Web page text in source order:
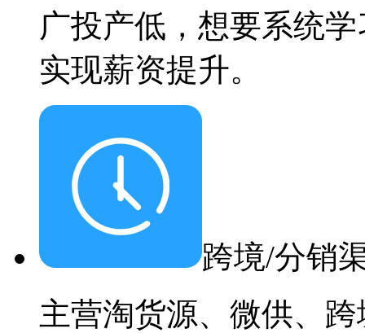
广投产低，想要系统
实现薪资提升。
跨境/分销
主营淘货源、微供、